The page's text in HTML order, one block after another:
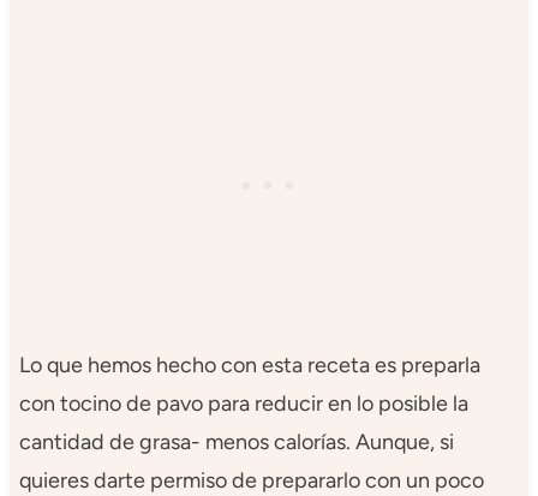
Lo que hemos hecho con esta receta es preparla
con tocino de pavo para reducir en lo posible la
cantidad de grasa- menos calorías. Aunque, si
quieres darte permiso de prepararlo con un poco